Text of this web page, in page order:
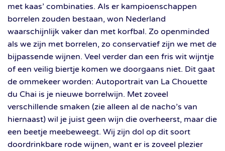
met kaas’ combinaties. Als er kampioenschappen
borrelen zouden bestaan, won Nederland
waarschijnlijk vaker dan met korfbal. Zo openminded
als we zijn met borrelen, zo conservatief zijn we met de
bijpassende wijnen. Veel verder dan een fris wit wijntje
of een veilig biertje komen we doorgaans niet. Dit gaat
de ommekeer worden: Autoportrait van La Chouette
du Chai is je nieuwe borrelwijn. Met zoveel
verschillende smaken (zie alleen al de nacho’s van
hiernaast) wil je juist geen wijn die overheerst, maar die
een beetje meebeweegt. Wij zijn dol op dit soort
doordrinkbare rode wijnen, want er is zoveel plezier